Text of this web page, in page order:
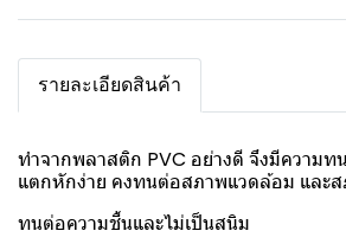
รายละเอียดสินค้า
ทำจากพลาสติก PVC อย่างดี จึงมีความท
แตกหักง่าย คงทนต่อสภาพแวดล้อม และส
ทนต่อความชื้นและไม่เป็นสนิม